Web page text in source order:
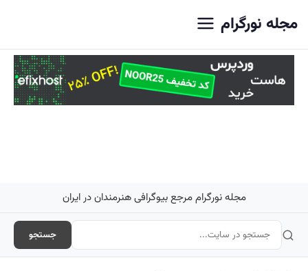
مجله نورگرام
مجله نورگرام مرجع بیوگرافی هنرمندان در ایران
جستجو